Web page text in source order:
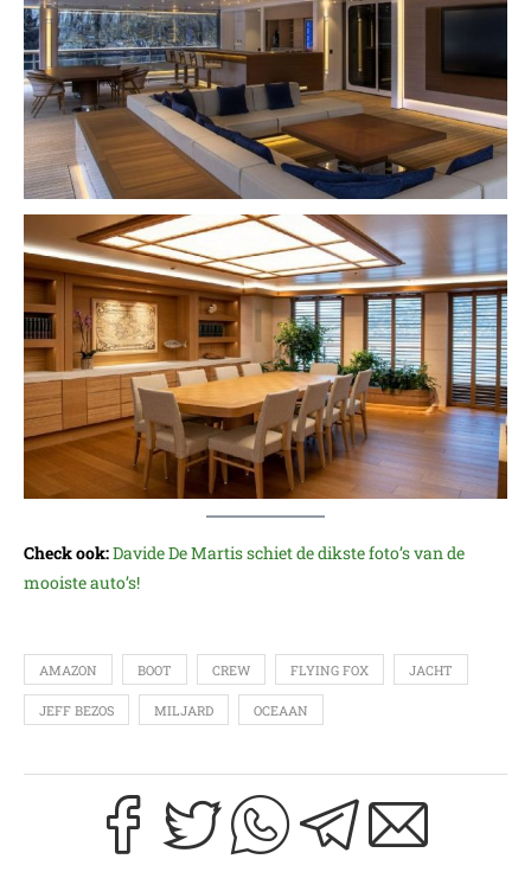
Check ook:Davide De Martis schiet de dikste foto’s van de
mooiste auto’s!
AMAZON BOOT CREW FLYING FOX JACHT
JEFF BEZOS MILJARD OCEAAN